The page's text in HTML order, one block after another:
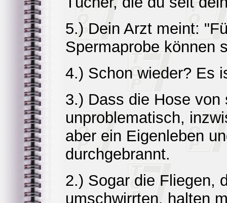
5.) Dein Arzt meint:
Spermaprobe können
4.) Schon wieder? Es
3.) Dass die Hose
unproblematisch,
aber ein Eigenleben
durchgebrannt.
2.) Sogar die Fliegen,
umschwirrten, halten